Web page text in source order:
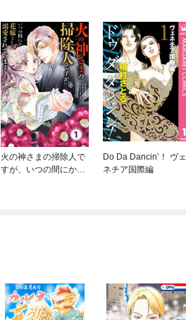
火の神さまの掃除人で
すが、いつの間にか花
Do Da Dancin’！ ヴェ
ネチア国際編